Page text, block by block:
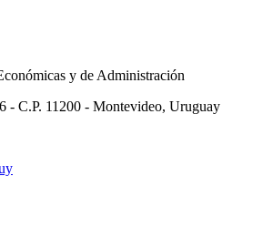
y de Administración
- C.P. 11200 - Montevideo, Uruguay